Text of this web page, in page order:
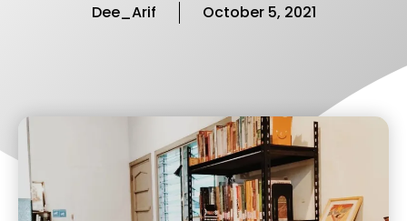
Dee_Arif October 5, 2021